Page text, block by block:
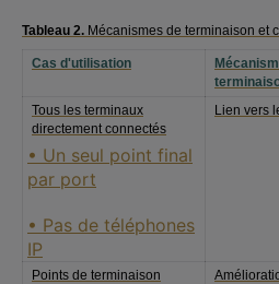
Tableau 2. Mécanismes de terminaison et
Cas d'utilisation
Tous les terminaux
directement connectés
• Un seul point final
par port
• Pas de téléphones
IP
Lien vers
Points de terminaison